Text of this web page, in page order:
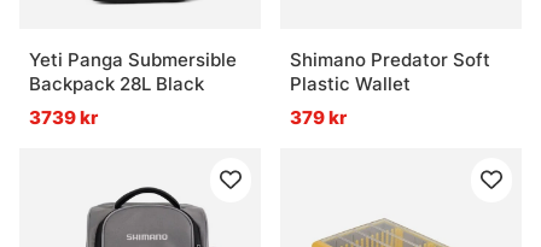
Yeti Panga Submersible
Backpack 28L Black
3739 kr
Shimano Predator Soft
Plastic Wallet
379 kr